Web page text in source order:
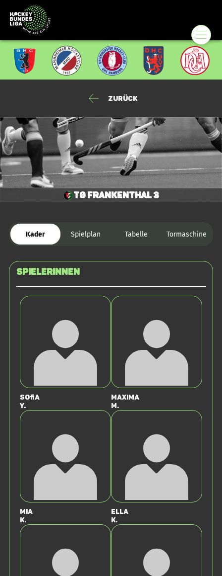
Zurück
TG Frankenthal 3
Kader Spielplan Tabelle Tormaschine
SPIELERINNEN
Sofia
Y.
Maxima
M.
Mia
K.
Ella
K.